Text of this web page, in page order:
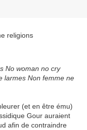
No woman no cry
larmes Non femme ne
(et en être ému)
Gour auraient
afin de contraindre